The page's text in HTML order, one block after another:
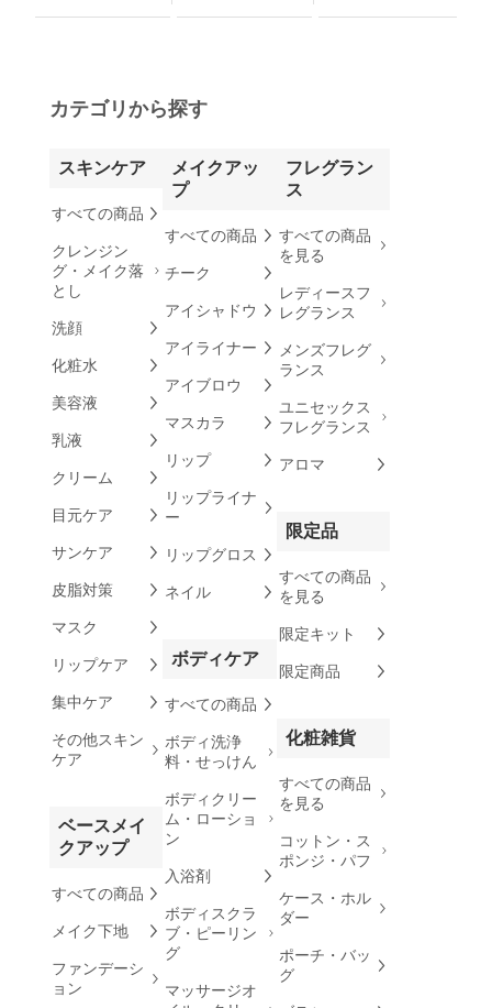
カテゴリから探す
スキンケア
すべての商品
クレンジン
グ・メイク落
とし
洗顔
化粧水
美容液
乳液
クリーム
目元ケア
サンケア
皮脂対策
マスク
リップケア
集中ケア
その他スキン
ケア
ベースメイ
クアップ
すべての商品
メイク下地
ファンデーシ
ョン
メイクアッ
プ
すべての商品
チーク
アイシャドウ
アイライナー
アイブロウ
マスカラ
リップ
リップライナ
ー
リップグロス
ネイル
ボディケア
すべての商品
ボディ洗浄
料・せっけん
ボディクリー
ム・ローショ
ン
入浴剤
ボディスクラ
ブ・ピーリン
グ
マッサージオ
フレグラン
ス
すべての商品
を見る
レディースフ
レグランス
メンズフレグ
ランス
ユニセックス
フレグランス
アロマ
限定品
すべての商品
を見る
限定キット
限定商品
化粧雑貨
すべての商品
を見る
コットン・ス
ポンジ・パフ
ケース・ホル
ダー
ポーチ・バッ
グ